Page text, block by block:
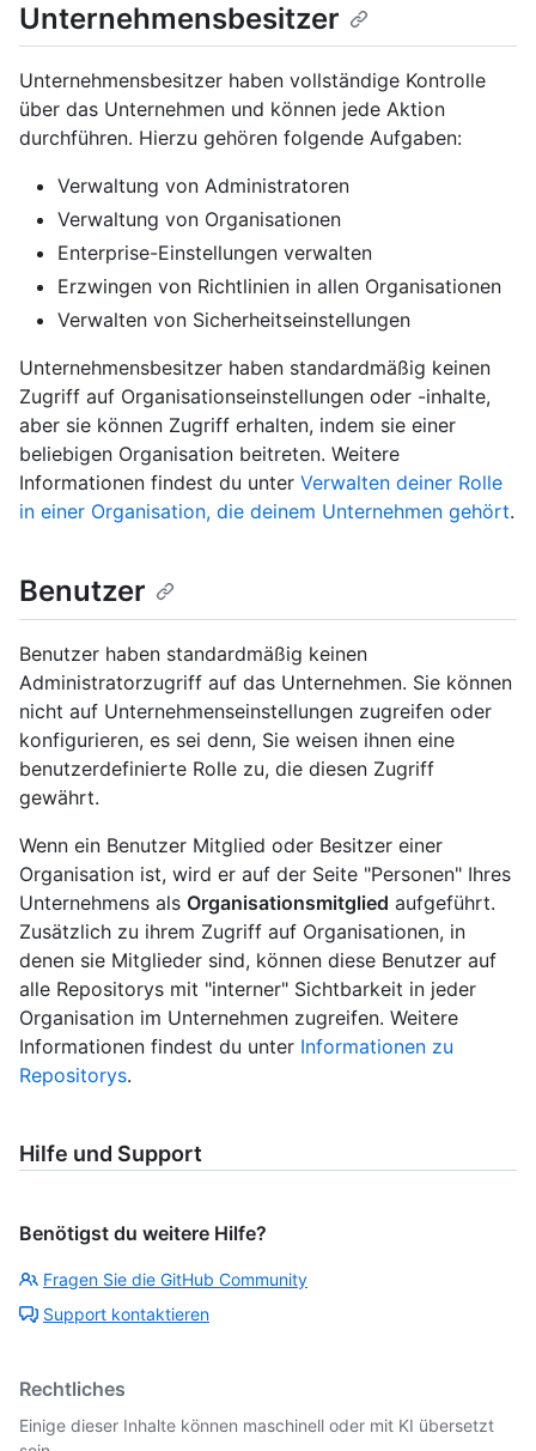
Unternehmensbesitzer
Unternehmensbesitzer haben vollständige Kontrolle
über das Unternehmen und können jede Aktion
durchführen. Hierzu gehören folgende Aufgaben:
Verwaltung von Administratoren
Verwaltung von Organisationen
Enterprise-Einstellungen verwalten
Erzwingen von Richtlinien in allen Organisationen
Verwalten von Sicherheitseinstellungen
Unternehmensbesitzer haben standardmäßig keinen
Zugriff auf Organisationseinstellungen oder -inhalte,
aber sie können Zugriff erhalten, indem sie einer
beliebigen Organisation beitreten. Weitere
Informationen findest du unter Verwalten deiner Rolle
in einer Organisation, die deinem Unternehmen gehört.
Benutzer
Benutzer haben standardmäßig keinen
Administratorzugriff auf das Unternehmen. Sie können
nicht auf Unternehmenseinstellungen zugreifen oder
konfigurieren, es sei denn, Sie weisen ihnen eine
benutzerdefinierte Rolle zu, die diesen Zugriff
gewährt.
Wenn ein Benutzer Mitglied oder Besitzer einer
Organisation ist, wird er auf der Seite "Personen" Ihres
Unternehmens als Organisationsmitglied aufgeführt.
Zusätzlich zu ihrem Zugriff auf Organisationen, in
denen sie Mitglieder sind, können diese Benutzer auf
alle Repositorys mit "interner" Sichtbarkeit in jeder
Organisation im Unternehmen zugreifen. Weitere
Informationen findest du unter Informationen zu
Repositorys.
Hilfe und Support
Benötigst du weitere Hilfe?
Fragen Sie die GitHub Community
Support kontaktieren
Rechtliches
Einige dieser Inhalte können maschinell oder mit KI übersetzt